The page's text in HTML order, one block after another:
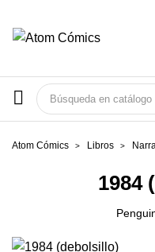
Atom Cómics Libros
1984